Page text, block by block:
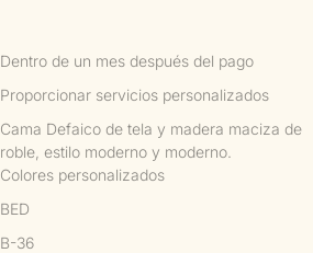
Dentro de un mes después del pago
Proporcionar servicios personalizados
Cama Defaico de tela y madera maciza de
roble, estilo moderno y moderno.
Colores personalizados
BED
B-36